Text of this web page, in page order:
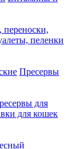
переноски,
пеленки
Пресервы
для
для кошек